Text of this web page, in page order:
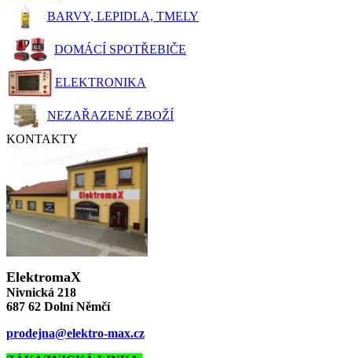
BARVY, LEPIDLA, TMELY
DOMÁCÍ SPOTŘEBIČE
ELEKTRONIKA
NEZAŘAZENÉ ZBOŽÍ
KONTAKTY
ElektromaX
Nivnická 218
687 62 Dolní Němčí
prodejna@elektro-max.cz